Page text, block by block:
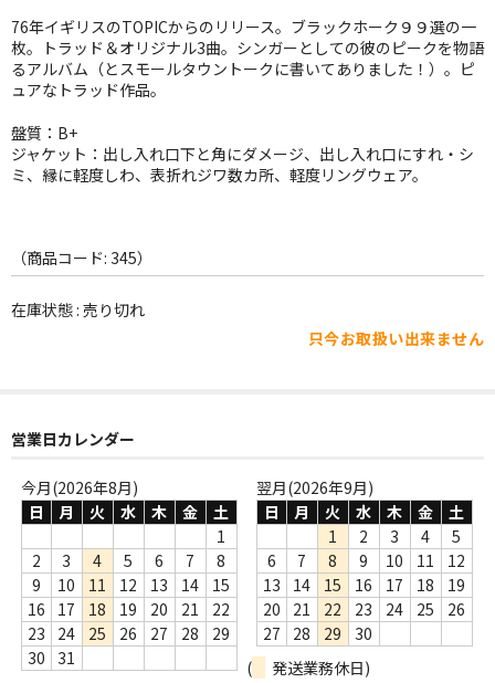
JAZZ-JP
JAZZ-VOCAL
ROCK
WORLD
その他
Webのみ no.1
Webのみ no.2
Webのみ no.3
Webのみ no.4
売り切れ
Help
76年イギリスのTOPICからのリリース。ブラックホーク９９選の一
枚。トラッド＆オリジナル3曲。シンガーとしての彼のピークを物語
るアルバム（とスモールタウントークに書いてありました！）。ピ
ュアなトラッド作品。
盤質：B+
ジャケット：出し入れ口下と角にダメージ、出し入れ口にすれ・シ
ミ、縁に軽度しわ、表折れジワ数カ所、軽度リングウェア。
（商品コード: 345）
在庫状態 : 売り切れ
只今お取扱い出来ません
営業日カレンダー
今月(2026年8月)
日
月 火 水 木 金
土
1
2
3 4 5 6 7
8
9
10 11 12 13 14
15
16
17 18 19 20 21
22
23
24 25 26 27 28
29
30
31
翌月(2026年9月)
日
月 火 水 木 金
土
1
2 3 4
5
6
7 8 9 10 11
12
13
14 15 16 17 18
19
20
21 22 23 24 25
26
27
28 29
30
(
発送業務休日)